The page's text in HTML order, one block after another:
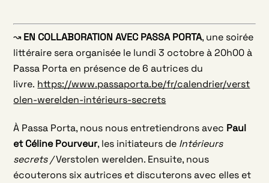
↝ EN COLLABORATION AVEC PASSA PORTA, une soirée
littéraire sera organisée le lundi 3 octobre à 20h00 à
Passa Porta en présence de 6 autrices du
livre. https://www.passaporta.be/fr/calendrier/verst
olen-werelden-intérieurs-secrets
À Passa Porta, nous nous entretiendrons avec Paul
et Céline Pourveur, les initiateurs de Intérieurs
secrets /Verstolen werelden. Ensuite, nous
écouterons six autrices et discuterons avec elles et